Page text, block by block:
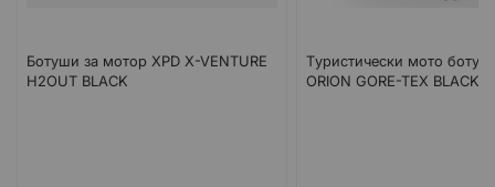
Ботуши за мотор XPD X-VENTURE
H2OUT BLACK
Tуристически мото
ORION GORE-TEX BLACK